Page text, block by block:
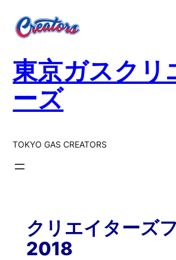
東京ガスクリ
ーズ
TOKYO GAS CREATORS
クリエイターズ
2018